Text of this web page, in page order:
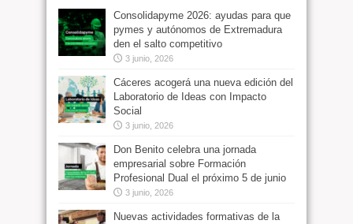
Consolidapyme 2026: ayudas para que
pymes y autónomos de Extremadura
den el salto competitivo
3 junio, 2026
Cáceres acogerá una nueva edición del
Laboratorio de Ideas con Impacto
Social
3 junio, 2026
Don Benito celebra una jornada
empresarial sobre Formación
Profesional Dual el próximo 5 de junio
3 junio, 2026
Nuevas actividades formativas de la